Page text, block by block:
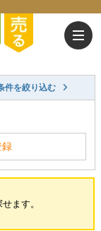
件を絞り込む
録
ます。